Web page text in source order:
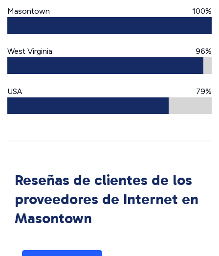
Masontown 100%
West Virginia 96%
USA 79%
Reseñas de clientes de los
proveedores de Internet en
Masontown